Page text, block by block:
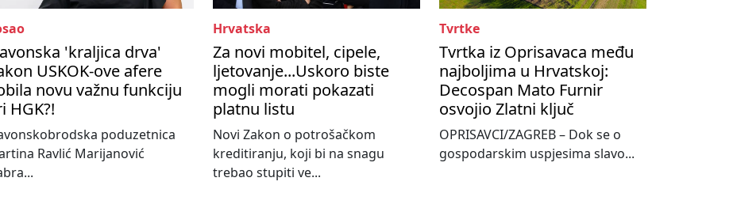
'kraljica drva'
USKOK-ove afere
novu važnu funkciju
HGK?!
poduzetnica
Ravlić Marijanović
Hrvatska
Za novi mobitel, cipele,
ljetovanje...Uskoro biste
mogli morati pokazati
platnu listu
Novi Zakon o potrošačkom
kreditiranju, koji bi na snagu
trebao stupiti ve...
Tvrtke
Tvrtka iz Oprisavaca među
najboljima u Hrvatskoj:
Decospan Mato Furnir
osvojio Zlatni ključ
OPRISAVCI/ZAGREB – Dok se o
gospodarskim uspjesima slavo...